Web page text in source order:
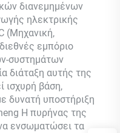
διανεμημένων
ηλεκτρικής
(Μηχανική,
εμπόριο
συστημάτων
διάταξη αυτής της
ισχυρή βάση,
δυνατή υποστήριξη
Η πυρήνας της
ενσωματώσει τα